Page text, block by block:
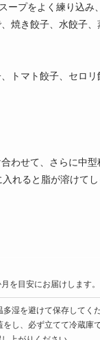
ープをよく練り込み
焼き餃子、水餃子、
トマト餃子、セロリ
わせて、さらに中型
れると脂が溶けてし
を目安にお届けします。
多湿を避けて保存してく
をし、必ず立てて冷蔵庫